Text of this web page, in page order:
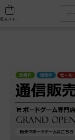
人気ボードゲーム